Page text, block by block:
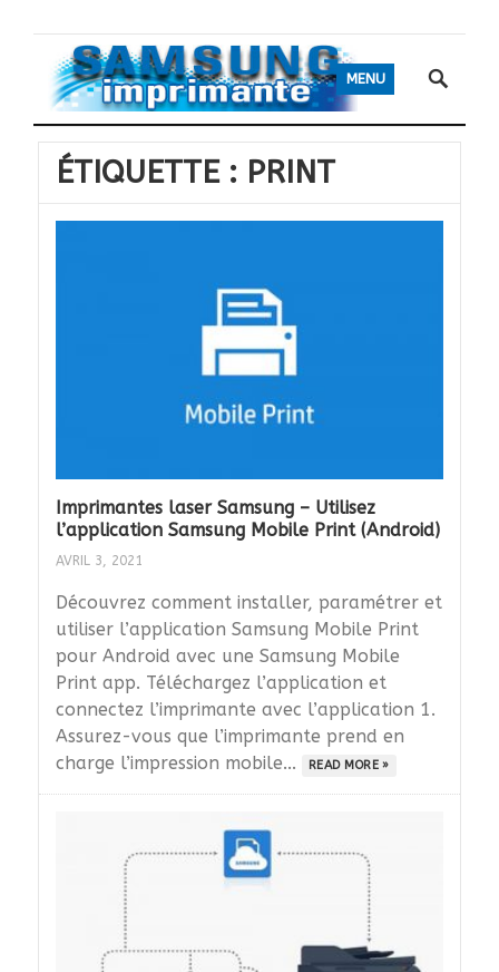
MENU
ÉTIQUETTE : PRINT
Imprimantes laser Samsung – Utilisez
l’application Samsung Mobile Print (Android)
AVRIL 3, 2021
Découvrez comment installer, paramétrer et
utiliser l’application Samsung Mobile Print
pour Android avec une Samsung Mobile
Print app. Téléchargez l’application et
connectez l’imprimante avec l’application 1.
Assurez-vous que l’imprimante prend en
charge l’impression mobile...
READ MORE »